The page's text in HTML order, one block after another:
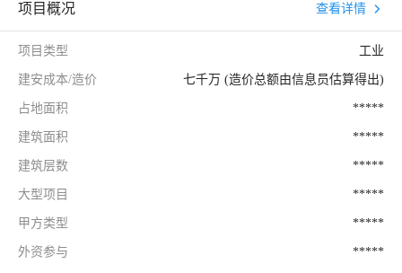
项目概况 查看详情
项目类型 工业
建安成本/造价 七千万 (造价总额由信息员估算得出)
占地面积 *****
建筑面积 *****
建筑层数 *****
大型项目 *****
甲方类型 *****
外资参与 *****